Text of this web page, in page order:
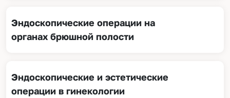
Эндоскопические операции на
органах брюшной полости
Эндоскопические и эстетические
операции в гинекологии